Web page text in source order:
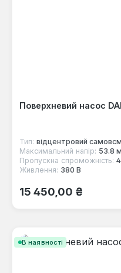
Поверхневий насос
Тип: відцентровий
Максимальний напір: 53.8 м
Пропускна спроможність:
Живлення: 380 В
Звичайна ціна:
15 450,00 ₴
В наявності